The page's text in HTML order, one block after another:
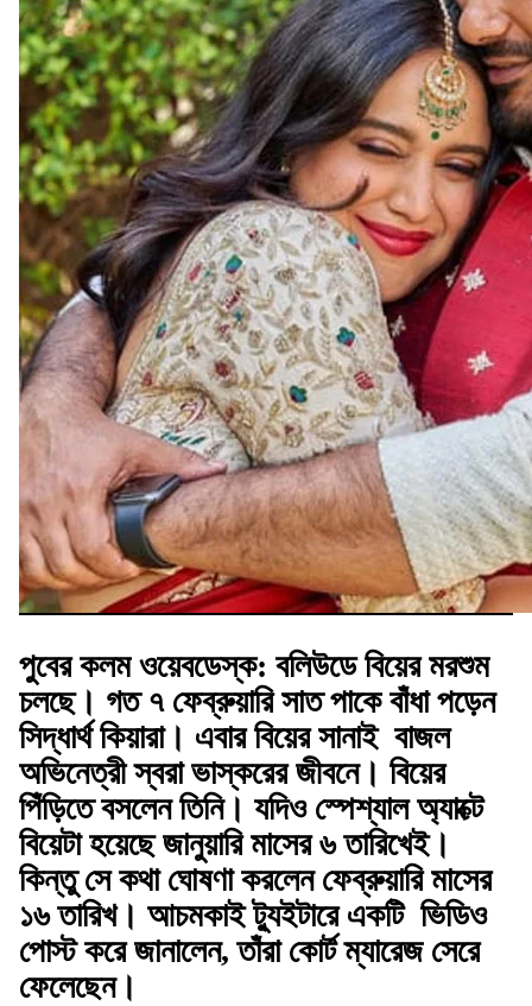
পুবের কলম ওয়েবডেস্ক: বলিউডে বিয়ের মরশুম
চলছে। গত ৭ ফেব্রুয়ারি সাত পাকে বাঁধা পড়েন
সিদ্ধার্থ কিয়ারা। এবার বিয়ের সানাই বাজল
অভিনেত্রী স্বরা ভাস্করের জীবনে। বিয়ের
পিঁড়িতে বসলেন তিনি। যদিও স্পেশ্যাল অ্যাক্টে
বিয়েটা হয়েছে জানুয়ারি মাসের ৬ তারিখেই।
কিন্তু সে কথা ঘোষণা করলেন ফেব্রুয়ারি মাসের
১৬ তারিখ। আচমকাই ট্যুইটারে একটি ভিডিও
পোস্ট করে জানালেন, তাঁরা কোর্ট ম্যারেজ সেরে
ফেলেছেন।